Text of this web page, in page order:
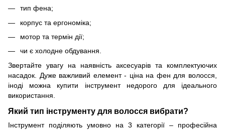
тип фена;
корпус та ергономіка;
мотор та термін дії;
чи є холодне обдування.
Звертайте увагу на наявність аксесуарів та комплектуючих
насадок. Дуже важливий елемент - ціна на фен для волосся,
іноді можна купити інструмент недорого для ідеального
використання.
Який тип інструменту для волосся вибрати?
Інструмент поділяють умовно на 3 категорії – професійна